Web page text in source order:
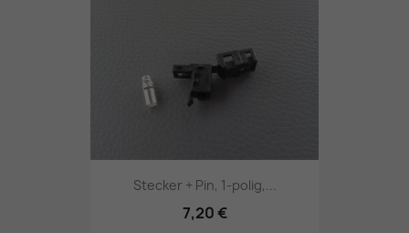
Stecker + Pin, 1-polig,...
7,20 €